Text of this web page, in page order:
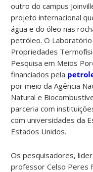
outro do campus
projeto internacional
água e do óleo nas
petróleo. O
Propriedades
Pesquisa em Meios
financiados pela
por meio da Agência
Natural e
parceria com
com universidades da
Estados Unidos.
Os pesquisadores,
professor Celso Peres